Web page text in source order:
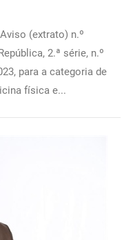
(extrato) n.º
2.ª série, n.º
para a categoria de
física e...